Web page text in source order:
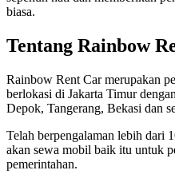
biasa.
Tentang Rainbow
Rainbow Rent Car merupakan
berlokasi di Jakarta Timur
Depok, Tangerang, Bekasi dan
Telah berpengalaman lebih dari
akan sewa mobil baik itu untuk
pemerintahan.